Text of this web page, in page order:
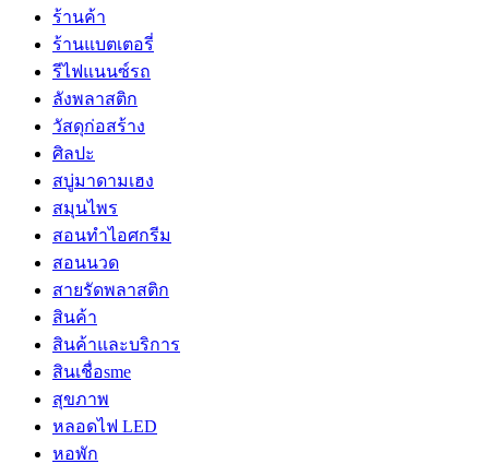
ร้านค้า
ร้านแบตเตอรี่
รีไฟแนนซ์รถ
ลังพลาสติก
วัสดุก่อสร้าง
ศิลปะ
สบู่มาดามเฮง
สมุนไพร
สอนทำไอศกรีม
สอนนวด
สายรัดพลาสติก
สินค้า
สินค้าและบริการ
สินเชื่อsme
สุขภาพ
หลอดไฟ LED
หอพัก